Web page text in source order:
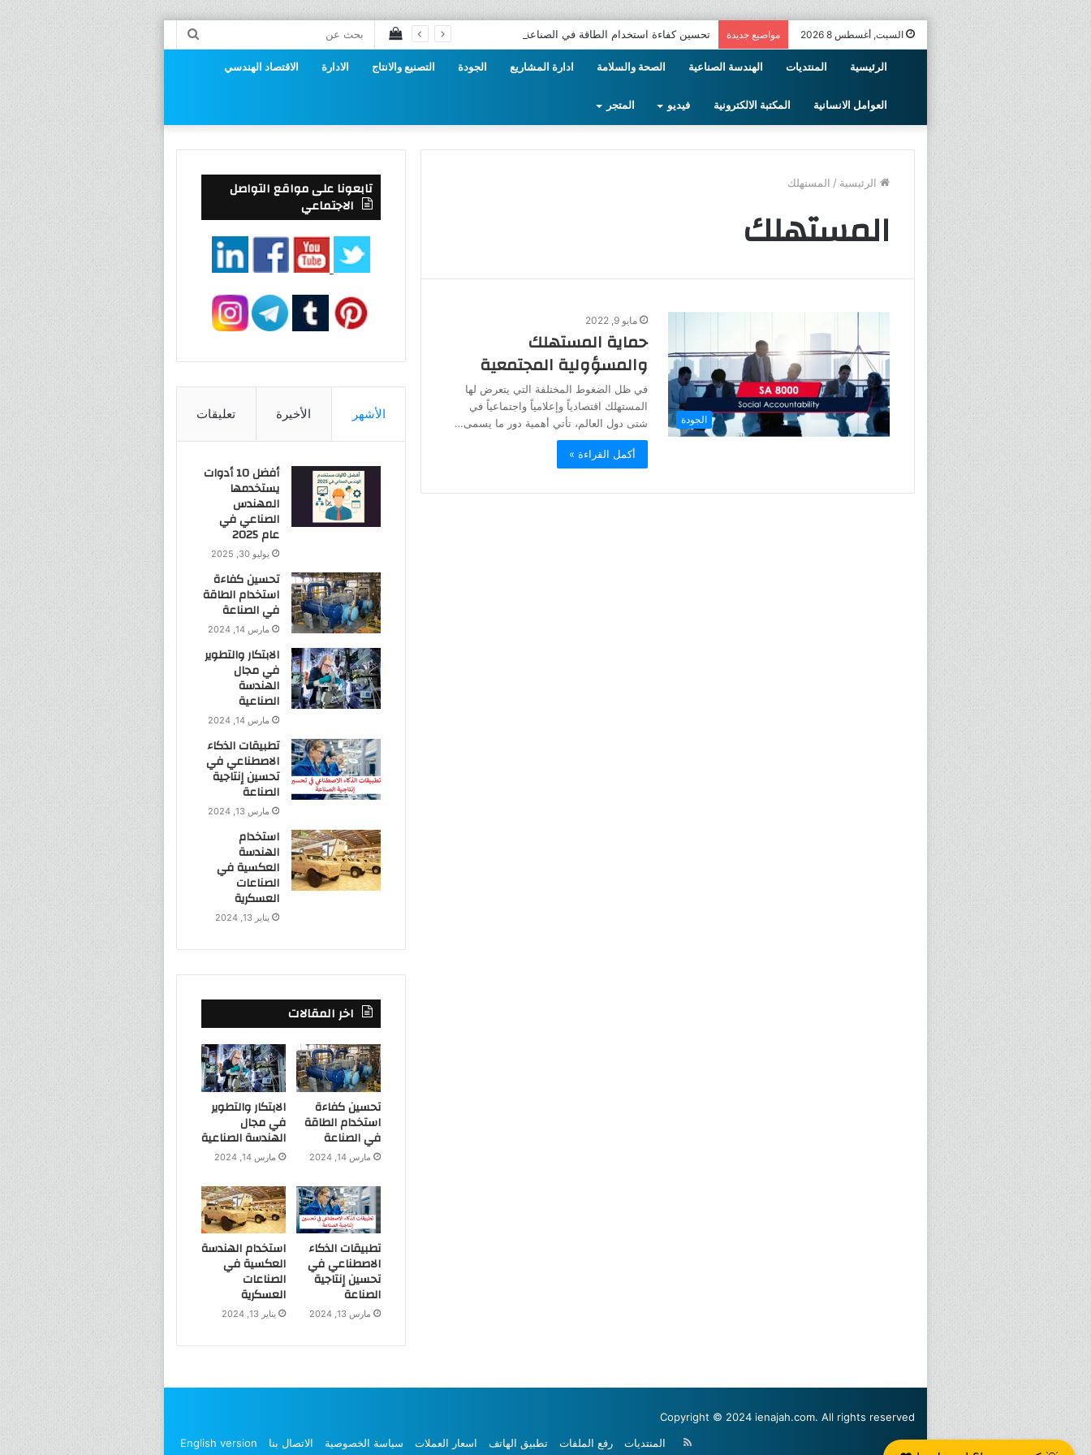
السبت, أغسطس 8 2026 مواضيع جديدة تحسين كفاءة استخدام الطاقة في الصناعة
بحث
إستعراض
سلة
الرئيسية المنتديات الهندسة الصناعية الصحة والسلامة ادارة المشاريع الجودة التصنيع والانتاج الادارة الاقتصاد الهندسي
العوامل الانسانية المكتبة الالكترونية فيديو المتجر
الرئيسية / المستهلك
المستهلك
الجودة
مايو 9, 2022
حماية المستهلك
والمسؤولية المجتمعية
في ظل الضغوط المختلفة التي يتعرض لها
المستهلك اقتصادياً وإعلامياً واجتماعياً في
شتى دول العالم، تأتي أهمية دور ما يسمى…
أكمل القراءة »
تابعونا على مواقع التواصل
الاجتماعي
الأشهر الأخيرة تعليقات
أفضل 10 أدوات
يستخدمها
المهندس
الصناعي في
عام 2025
يوليو 30, 2025
تحسين كفاءة
استخدام الطاقة
في الصناعة
مارس 14, 2024
الابتكار والتطوير
في مجال
الهندسة
الصناعية
مارس 14, 2024
تطبيقات الذكاء
الاصطناعي في
تحسين إنتاجية
الصناعة
مارس 13, 2024
استخدام
الهندسة
العكسية في
الصناعات
العسكرية
يناير 13, 2024
اخر المقالات
تحسين كفاءة
استخدام الطاقة
في الصناعة
مارس 14, 2024
الابتكار والتطوير
في مجال
الهندسة الصناعية
مارس 14, 2024
تطبيقات الذكاء
الاصطناعي في
تحسين إنتاجية
الصناعة
مارس 13, 2024
استخدام الهندسة
العكسية في
الصناعات
العسكرية
يناير 13, 2024
Copyright © 2024 ienajah.com. All rights reserved
المنتديات
رفع الملفات تطبيق الهاتف اسعار العملات سياسة الخصوصية الاتصال بنا English version ملخص